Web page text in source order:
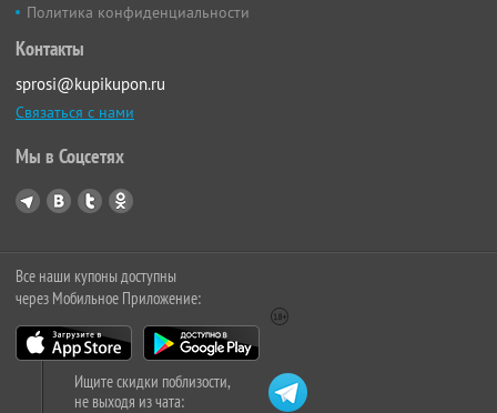
Политика конфиденциальности
Контакты
sprosi@kupikupon.ru
Связаться с нами
Мы в Соцсетях
Все наши купоны доступны
через Мобильное Приложение:
Ищите скидки поблизости,
не выходя из чата: